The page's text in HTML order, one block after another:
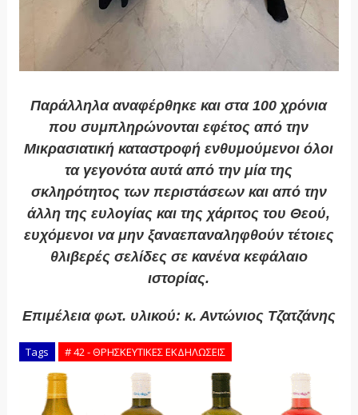
Παράλληλα αναφέρθηκε και στα 100 χρόνια
που συμπληρώνονται εφέτος από την
Μικρασιατική καταστροφή ενθυμούμενοι όλοι
τα γεγονότα αυτά από την μία της
σκληρότητος των περιστάσεων και από την
άλλη της ευλογίας και της χάριτος του Θεού,
ευχόμενοι να μην ξαναεπαναληφθούν τέτοιες
θλιβερές σελίδες σε κανένα κεφάλαιο
ιστορίας.
Επιμέλεια φωτ. υλικού: κ. Αντώνιος Τζατζάνης
Tags # 42 - ΘΡΗΣΚΕΥΤΙΚΕΣ ΕΚΔΗΛΩΣΕΙΣ